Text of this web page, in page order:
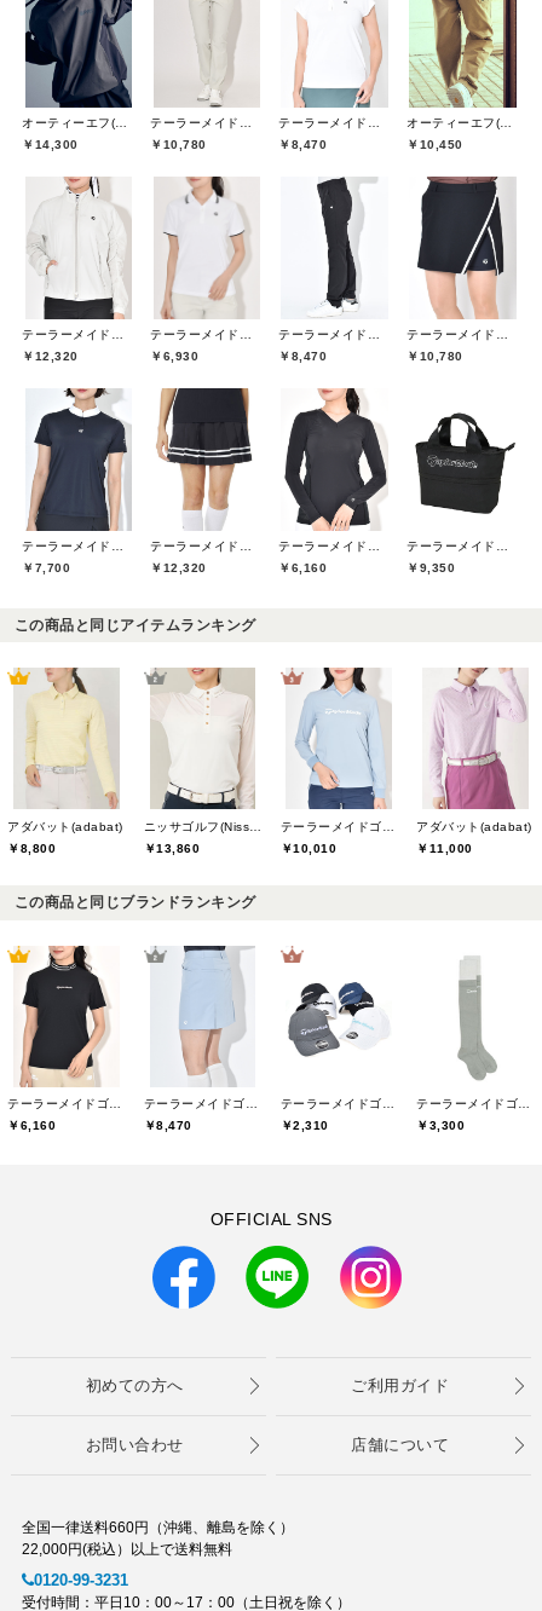
￥14,300
￥10,780
￥8,470
￥10,450
￥12,320
￥6,930
￥8,470
￥10,780
￥7,700
￥12,320
￥6,160
￥9,350
この商品と同じアイテムランキング
アダバット(adabat)
￥8,800
￥13,860
￥10,010
アダバット(adabat)
￥11,000
この商品と同じブランドランキング
￥6,160
￥8,470
￥2,310
￥3,300
OFFICIAL SNS
初めての方へ ご利用ガイド
お問い合わせ 店舗について
全国一律送料660円（沖縄、離島を除く）
22,000円(税込）以上で送料無料
0120-99-3231
受付時間：平日10：00～17：00（土日祝を除く）